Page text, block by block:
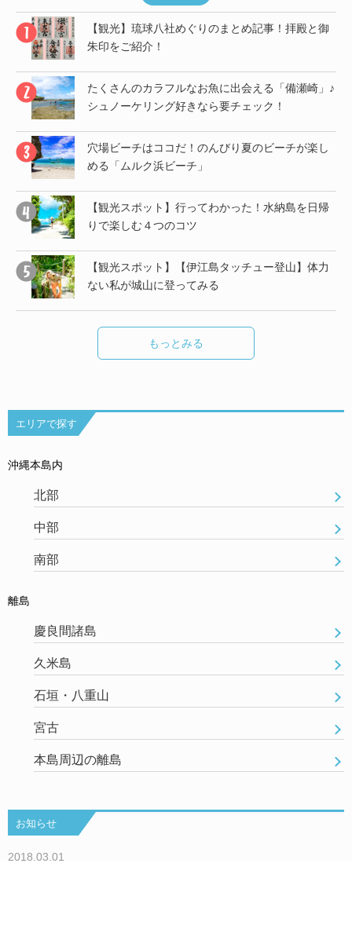
【観光】琉球八社めぐりのまとめ記事！拝殿と御
朱印をご紹介！
たくさんのカラフルなお魚に出会える「備瀬崎」♪
シュノーケリング好きなら要チェック！
穴場ビーチはココだ！のんびり夏のビーチが楽し
める「ムルク浜ビーチ」
【観光スポット】行ってわかった！水納島を日帰
りで楽しむ４つのコツ
【観光スポット】【伊江島タッチュー登山】体力
ない私が城山に登ってみる
もっとみる
エリアで探す
沖縄本島内
北部
中部
南部
離島
慶良間諸島
久米島
石垣・八重山
宮古
本島周辺の離島
お知らせ
2018.03.01